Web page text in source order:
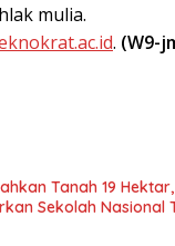
mulia.
. (W9-
Tanah 19
Sekolah Nasional